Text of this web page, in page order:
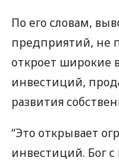
По его словам,
предприятий, не
откроет широкие
инвестиций,
развития
“Это открывает
инвестиций. Бог